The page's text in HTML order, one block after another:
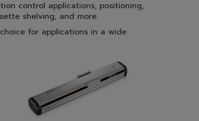
control applications, positioning,
shelving, and more.
for applications in a wide